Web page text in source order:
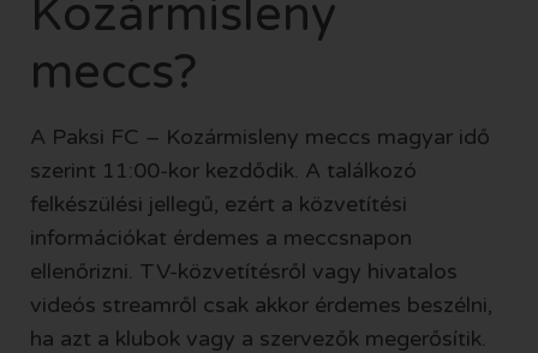
Kozármisleny
meccs?
A Paksi FC – Kozármisleny meccs magyar idő
szerint 11:00-kor kezdődik. A találkozó
felkészülési jellegű, ezért a közvetítési
információkat érdemes a meccsnapon
ellenőrizni. TV-közvetítésről vagy hivatalos
videós streamről csak akkor érdemes beszélni,
ha azt a klubok vagy a szervezők megerősítik.